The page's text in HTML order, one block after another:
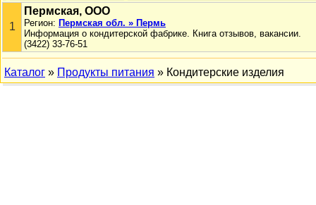
1
Пермская, ООО
Регион: Пермская обл. » Пермь
Информация о кондитерской фабрике. Книга отзывов, вакансии.
(3422) 33-76-51
Каталог » Продукты питания » Кондитерские изделия